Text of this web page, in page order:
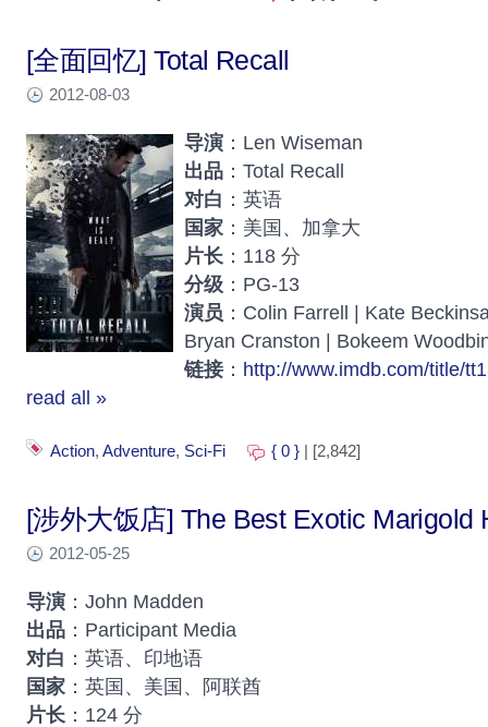
[全面回忆] Total Recall
2012-08-03
导演 ：Len Wiseman
出品 ：Total Recall
对白 ：英语
国家 ：美国、加拿大
片长 ：118 分
分级 ：PG-13
演员 ：Colin Farrell | Kate
Bryan Cranston | Bokeem
链接 ： http://www.imdb.com/title/
read all »
Action, Adventure, Sci-Fi { 0 } | [2,842]
[涉外大饭店] The Best Exotic Marigold
2012-05-25
导演 ：John Madden
出品 ：Participant Media
对白 ：英语、印地语
国家 ：英国、美国、阿联酋
片长 ：124 分